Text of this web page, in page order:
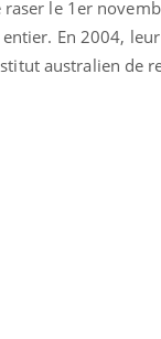
le 1er
En 2004,
australien de